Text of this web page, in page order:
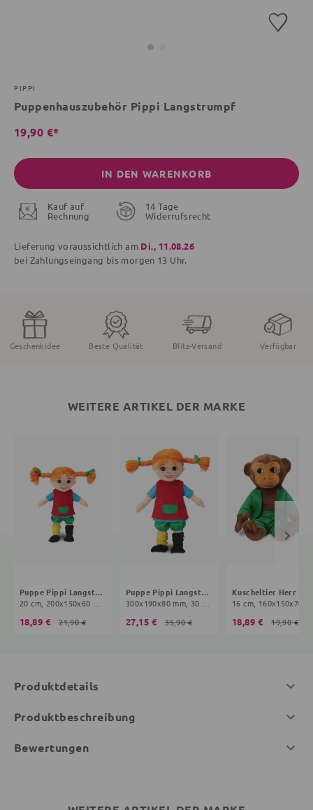
PIPPI
Puppenhauszubehör Pippi Langstrumpf
19,90 €*
IN DEN WARENKORB
Kauf auf
Rechnung
14 Tage
Widerrufsrecht
Lieferung voraussichtlich am Di., 11.08.26
bei Zahlungseingang bis morgen 13 Uhr.
Geschenkidee Beste Qualität Blitz-Versand Verfügbar
WEITERE ARTIKEL DER MARKE
Puppe Pippi Langstrumpf
20 cm, 200x150x60 mm, 10+ Monate, bunt
18,89 € 21,90 €
Puppe Pippi Langstrumpf
300x190x80 mm, 30 cm, 10+ Monate, bunt
27,15 € 35,90 € 18,89 € 19,90 €
Produktdetails
Produktbeschreibung
Bewertungen